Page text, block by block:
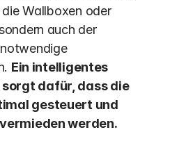
Wallboxen oder
auch der
Ein intelligentes
dafür, dass die
gesteuert und
werden.